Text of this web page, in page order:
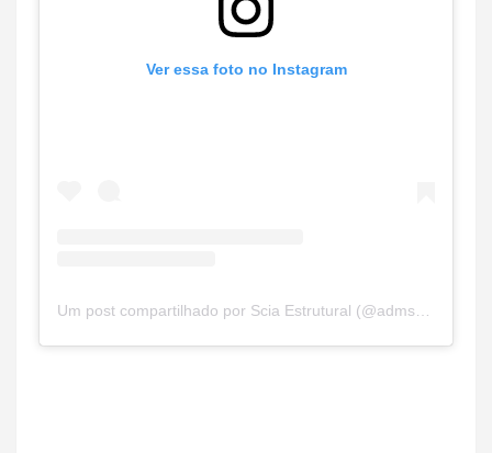
Ver essa foto no Instagram